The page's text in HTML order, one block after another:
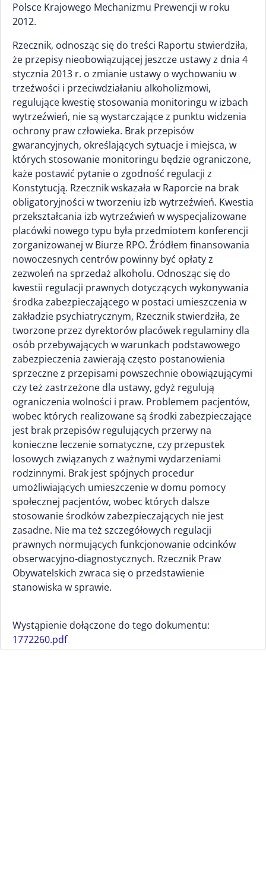
Polsce Krajowego Mechanizmu Prewencji w roku
2012.
Rzecznik, odnosząc się do treści Raportu stwierdziła,
że przepisy nieobowiązującej jeszcze ustawy z dnia 4
stycznia 2013 r. o zmianie ustawy o wychowaniu w
trzeźwości i przeciwdziałaniu alkoholizmowi,
regulujące kwestię stosowania monitoringu w izbach
wytrzeźwień, nie są wystarczające z punktu widzenia
ochrony praw człowieka. Brak przepisów
gwarancyjnych, określających sytuacje i miejsca, w
których stosowanie monitoringu będzie ograniczone,
każe postawić pytanie o zgodność regulacji z
Konstytucją. Rzecznik wskazała w Raporcie na brak
obligatoryjności w tworzeniu izb wytrzeźwień. Kwestia
przekształcania izb wytrzeźwień w wyspecjalizowane
placówki nowego typu była przedmiotem konferencji
zorganizowanej w Biurze RPO. Źródłem finansowania
nowoczesnych centrów powinny być opłaty z
zezwoleń na sprzedaż alkoholu. Odnosząc się do
kwestii regulacji prawnych dotyczących wykonywania
środka zabezpieczającego w postaci umieszczenia w
zakładzie psychiatrycznym, Rzecznik stwierdziła, że
tworzone przez dyrektorów placówek regulaminy dla
osób przebywających w warunkach podstawowego
zabezpieczenia zawierają często postanowienia
sprzeczne z przepisami powszechnie obowiązującymi
czy też zastrzeżone dla ustawy, gdyż regulują
ograniczenia wolności i praw. Problemem pacjentów,
wobec których realizowane są środki zabezpieczające
jest brak przepisów regulujących przerwy na
konieczne leczenie somatyczne, czy przepustek
losowych związanych z ważnymi wydarzeniami
rodzinnymi. Brak jest spójnych procedur
umożliwiających umieszczenie w domu pomocy
społecznej pacjentów, wobec których dalsze
stosowanie środków zabezpieczających nie jest
zasadne. Nie ma też szczegółowych regulacji
prawnych normujących funkcjonowanie odcinków
obserwacyjno-diagnostycznych. Rzecznik Praw
Obywatelskich zwraca się o przedstawienie
stanowiska w sprawie.
Wystąpienie dołączone do tego dokumentu:
1772260.pdf